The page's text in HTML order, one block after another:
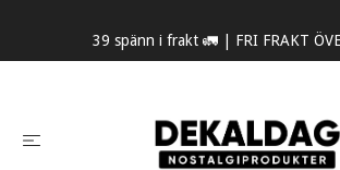
39 spänn i frakt 🚛 | FRI FRAKT